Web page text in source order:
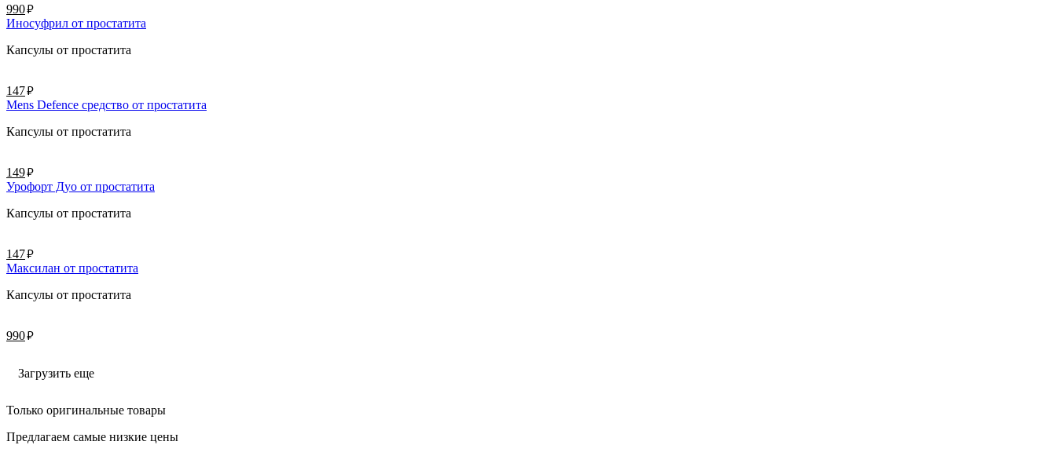
990руб.
Иносуфрил от простатита
Капсулы от простатита
147руб.
Mens Defence средство от простатита
Капсулы от простатита
149руб.
Урофорт Дуо от простатита
Капсулы от простатита
147руб.
Максилан от простатита
Капсулы от простатита
990руб.
Загрузить еще
Только оригинальные товары
Предлагаем самые низкие цены